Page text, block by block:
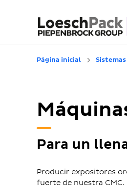
Página inicial
Para un
Producir expositores
fuerte de nuestra